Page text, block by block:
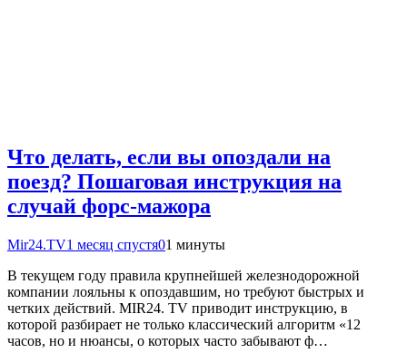
Что делать, если вы опоздали на
поезд? Пошаговая инструкция на
случай форс-мажора
Mir24.TV1 месяц спустя01 минуты
В текущем году правила крупнейшей железнодорожной
компании лояльны к опоздавшим, но требуют быстрых и
четких действий. MIR24. TV приводит инструкцию, в
которой разбирает не только классический алгоритм «12
часов, но и нюансы, о которых часто забывают ф…